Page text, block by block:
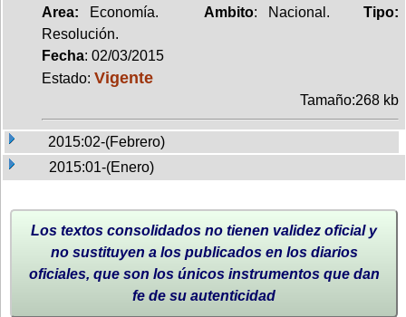
Area: Economía. Ambito: Nacional.Tipo:
Resolución.
Fecha: 02/03/2015
Estado: Vigente
Tamaño:268 kb
2015:02-(Febrero)
2015:01-(Enero)
Los textos consolidados no tienen validez oficial y
no sustituyen a los publicados en los diarios
oficiales, que son los únicos instrumentos que dan
fe de su autenticidad